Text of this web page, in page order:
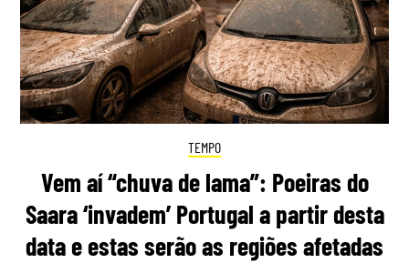
TEMPO
Vem aí “chuva de lama”: Poeiras do
Saara ‘invadem’ Portugal a partir desta
data e estas serão as regiões afetadas